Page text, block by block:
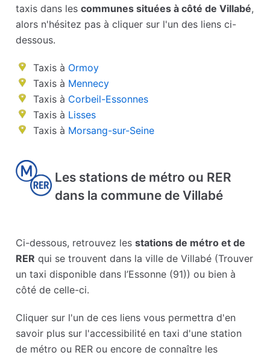
taxis dans lescommunes situées à côté de Villabé,
alors n'hésitez pas à cliquer sur l'un des liens ci-
dessous.
Taxis à Ormoy
Taxis à Mennecy
Taxis à Corbeil-Essonnes
Taxis à Lisses
Taxis à Morsang-sur-Seine
Les stations de métro ou RER
dans la commune de Villabé
Ci-dessous, retrouvez lesstations de métro et de
RER qui se trouvent dans la ville de Villabé (Trouver
un taxi disponible dans l’Essonne (91)) ou bien à
côté de celle-ci.
Cliquer sur l'un de ces liens vous permettra d'en
savoir plus sur l'accessibilité en taxi d'une station
de métro ou RER ou encore de connaître les